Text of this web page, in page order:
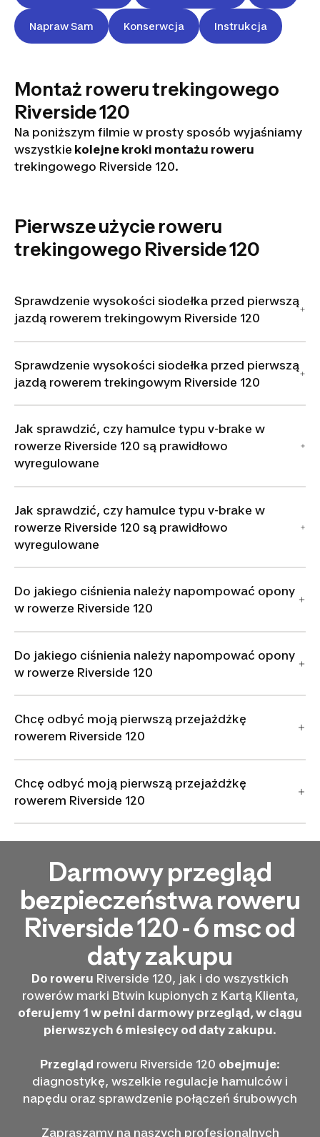
Napraw Sam Konserwcja Instrukcja
Montaż roweru trekingowego
Riverside 120
Na poniższym filmie w prosty sposób wyjaśniamy
wszystkie kolejne kroki montażu roweru
trekingowego Riverside 120.
vidéo
Pierwsze użycie roweru
trekingowego Riverside 120
Sprawdzenie wysokości siodełka przed pierwszą
jazdą rowerem trekingowym Riverside 120
Sprawdzenie wysokości siodełka przed pierwszą
jazdą rowerem trekingowym Riverside 120
Jak sprawdzić, czy hamulce typu v-brake w
rowerze Riverside 120 są prawidłowo
wyregulowane
Jak sprawdzić, czy hamulce typu v-brake w
rowerze Riverside 120 są prawidłowo
wyregulowane
Do jakiego ciśnienia należy napompować opony
w rowerze Riverside 120
Do jakiego ciśnienia należy napompować opony
w rowerze Riverside 120
Chcę odbyć moją pierwszą przejażdżkę
rowerem Riverside 120
Chcę odbyć moją pierwszą przejażdżkę
rowerem Riverside 120
Darmowy przegląd
bezpieczeństwa roweru
Riverside 120 - 6 msc od
daty zakupu
Do roweru Riverside 120, jak i do wszystkich
rowerów marki Btwin kupionych z Kartą Klienta,
oferujemy 1 w pełni darmowy przegląd, w ciągu
pierwszych 6 miesięcy od daty zakupu.
Przegląd roweru Riverside 120 obejmuje:
diagnostykę, wszelkie regulacje hamulców i
napędu oraz sprawdzenie połączeń śrubowych
Zapraszamy na naszych profesjonalnych